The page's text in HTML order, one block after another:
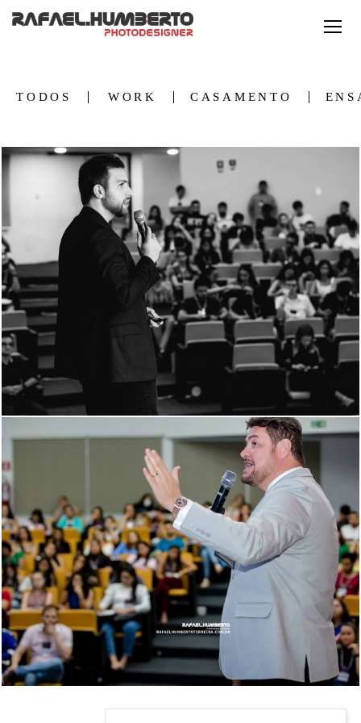
TODOS WORK CASAMENTO
251 0
475 0